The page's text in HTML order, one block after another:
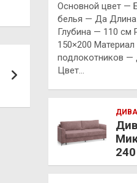
Основной цвет —
белья — Да
Глубина — 110 см
150×200
подлокотников
Цвет…